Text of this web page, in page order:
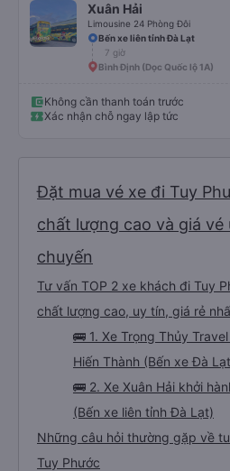
Xuân Hải
Limousine 24 Phòng Đôi
Bến xe liên tỉnh Đà Lạt
7 giờ
Bình Định (Dọc Quốc lộ 1A)
Không cần thanh toán trước
Xác nhận chỗ ngay lập tức
Đặt mua vé xe đi Tuy
chất lượng cao và giá vé
chuyến
Tư vấn TOP 2 xe khách đi Tuy
chất lượng cao, uy tín, giá rẻ
🚌 1. Xe Trọng Thủy
Hiến Thành (Bến xe Đà
🚌 2. Xe Xuân Hải khởi
(Bến xe liên tỉnh Đà Lạt)
Những câu hỏi thường gặp về
Tuy Phước